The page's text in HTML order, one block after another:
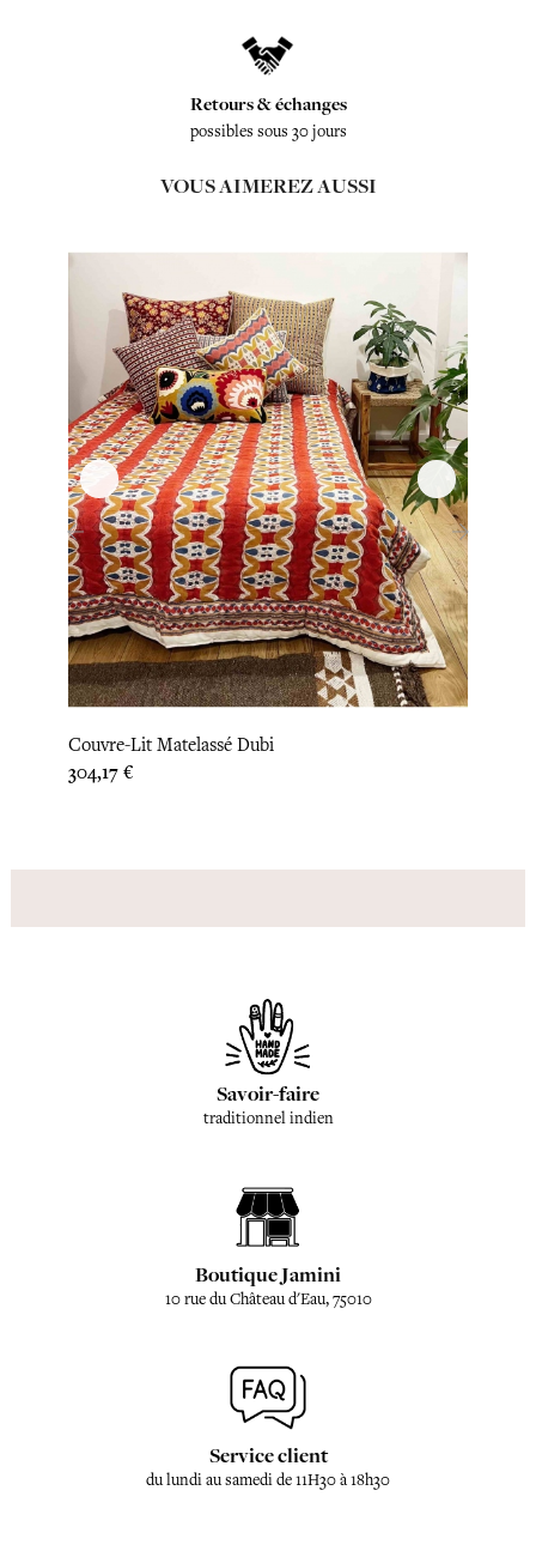
Retours & échanges
possibles sous 30 jours
VOUS AIMEREZ AUSSI
Couvre-Lit Matelassé Dubi
Prix
304,17 €
‹ ›
Savoir-faire
traditionnel indien
Boutique Jamini
10 rue du Château d'Eau, 75010
Service client
du lundi au samedi de 11H30 à 18h30